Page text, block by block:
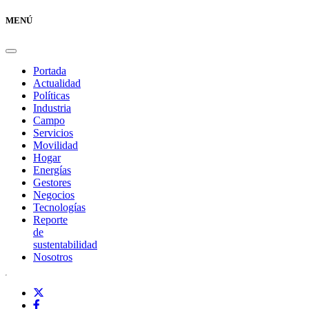
MENÚ
Portada
Actualidad
Políticas
Industria
Campo
Servicios
Movilidad
Hogar
Energías
Gestores
Negocios
Tecnologías
Reporte
de
sustentabilidad
Nosotros